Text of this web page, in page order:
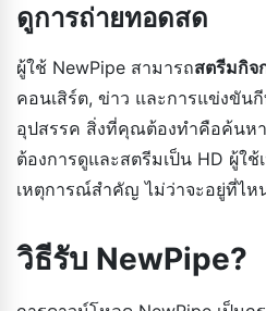
ดูการถ่ายทอดสด
ผู้ใช้ NewPipe สามารถสตรีมกิ
คอนเสิร์ต, ข่าว และการแข่งขั
อุปสรรค สิ่งที่คุณต้องทำคือค้นห
ต้องการดูและสตรีมเป็น HD ผู้ใ
เหตุการณ์สำคัญ ไม่ว่าจะอยู่ที่ไห
วิธีรับ NewPipe?